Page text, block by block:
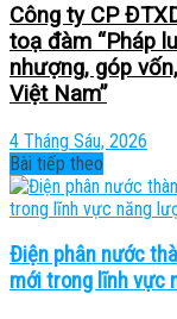
Công ty CP
toạ đàm “Pháp
nhượng, góp
Việt Nam”
4 Tháng Sáu, 2026
Bài tiếp theo
Điện phân nước
mới trong lĩnh vực